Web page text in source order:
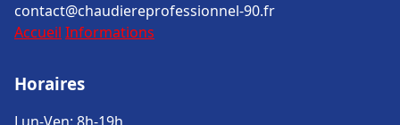
contact@chaudiereprofessionnel-90.fr
Accueil Informations
Horaires